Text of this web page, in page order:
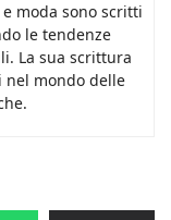
moda sono scritti
le tendenze
La sua scrittura
mondo delle